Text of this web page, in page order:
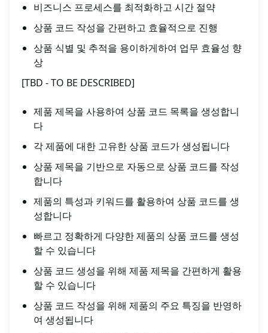
비즈니스 프로세스를 최적화하고 시간 절약
상품 코드 작성을 간편하고 효율적으로 진행
상품 식별 및 추적을 용이하게하여 업무 효율성 향
상
[TBD - TO BE DESCRIBED]
제품 제목을 사용하여 상품 코드 목록을 생성합니
다
각 제품에 대한 고유한 상품 코드가 생성됩니다
상품 제목을 기반으로 자동으로 상품 코드를 작성
합니다
제품의 특성과 키워드를 활용하여 상품 코드를 생
성합니다
빠르고 정확하게 다양한 제품의 상품 코드를 생성
할 수 있습니다
상품 코드 생성을 위해 제품 제목을 간편하게 활용
할 수 있습니다
상품 코드 작성을 위해 제품의 주요 특징을 반영하
여 생성됩니다